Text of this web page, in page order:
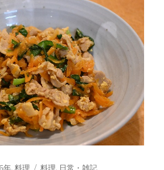
年,料理
タ
料理, 日常・雑記